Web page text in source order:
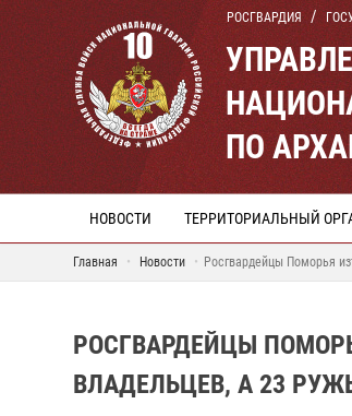
РОСГВАРДИЯ
ПО
НОВОСТИ ТЕРРИТОРИАЛЬНЫЙ
Главная Новости Росгвардейцы Поморья
РОСГВАРДЕЙЦЫ
ВЛАДЕЛЬЦЕВ, А 23